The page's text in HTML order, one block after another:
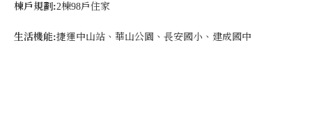
棟戶規劃:2棟98戶住家
生活機能:捷運中山站、華山公園、長安國小、建成國中